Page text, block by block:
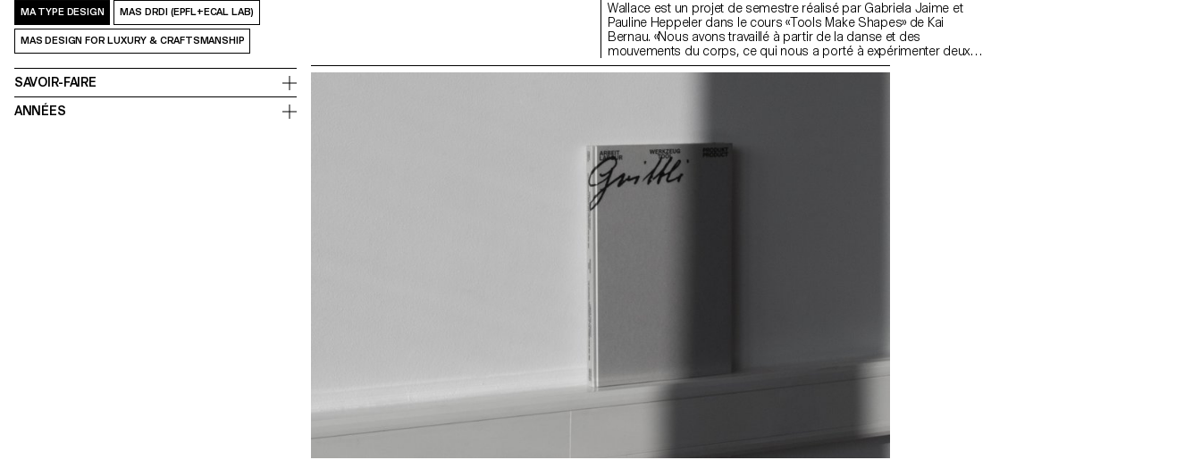
MA TYPE DESIGN MAS DRDI (EPFL+ECAL LAB)
MAS DESIGN FOR LUXURY & CRAFTSMANSHIP
SAVOIR-FAIRE
ANNÉES
Wallace est un projet de semestre réalisé par Gabriela Jaime et
Pauline Heppeler dans le cours «Tools Make Shapes» de Kai
Bernau. «Nous avons travaillé à partir de la danse et des
mouvements du corps, ce qui nous a porté à expérimenter deux
types de mécanismes. Dans un premier temps, le principe des
coordonnent pour ne faire qu’un; nous avons donc décider de
garder, dans la fonte finale, un tracé ouvert.»